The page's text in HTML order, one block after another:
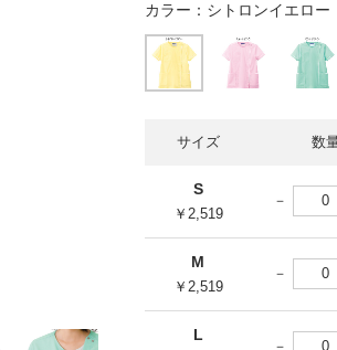
カラー： シトロンイエロー
サイズ 数
S
￥2,519
M
￥2,519
L